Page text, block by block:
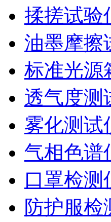
揉搓试验
油墨摩擦
标准光源
透气度测
雾化测试
气相色谱
口罩检测
防护服检